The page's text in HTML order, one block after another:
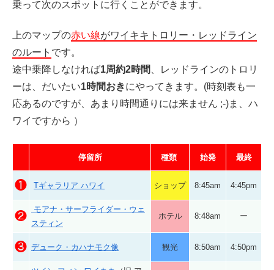
乗って次のスポットに行くことができます。
上のマップの赤い線がワイキキトロリー・レッドライン
のルート です。
途中乗降しなければ1周約2時間
、レッドラインのトロリ
ーは、だいたい1時間おきにやってきます。(時刻表も一
応あるのですが、あまり時間通りには来ません ;-)ま、ハ
ワイですから ）
停留所 種類 始発 最終
❶ Tギャラリア ハワイ ショップ 8:45am 4:45pm
❷
モアナ・サーフライダー・ウェ
スティン
ホテル 8:48am ー
❸ デューク・カハナモク像 観光 8:50am 4:50pm